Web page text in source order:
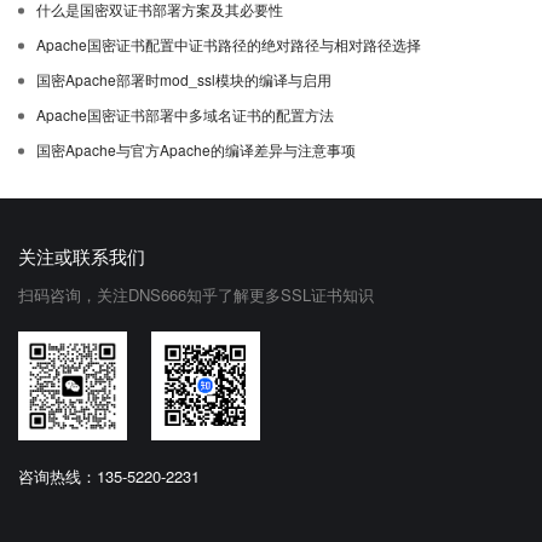
什么是国密双证书部署方案及其必要性
Apache国密证书配置中证书路径的绝对路径与相对路径选择
国密Apache部署时mod_ssl模块的编译与启用
Apache国密证书部署中多域名证书的配置方法
国密Apache与官方Apache的编译差异与注意事项
关注或联系我们
扫码咨询，关注DNS666知乎了解更多SSL证书知识
咨询热线：135-5220-2231